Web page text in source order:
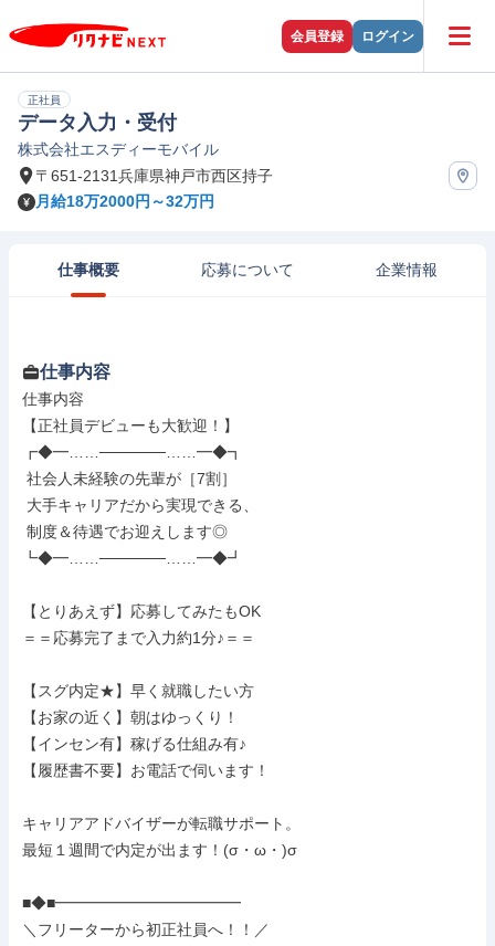
会員登録 ログイン
正社員
データ入力・受付
株式会社エスディーモバイル
〒651-2131兵庫県神戸市西区持子
月給18万2000円～32万円
仕事概要 応募について 企業情報
仕事内容
仕事内容
【正社員デビューも大歓迎！】
┏◆━……──────……━◆┓
┗◆━……──────……━◆┛
【とりあえず】応募してみたもOK
＝＝応募完了まで入力約1分♪＝＝
【スグ内定★】早く就職したい方
【お家の近く】朝はゆっくり！
【インセン有】稼げる仕組み有♪
【履歴書不要】お電話で伺います！
キャリアアドバイザーが転職サポート。
最短１週間で内定が出ます！(σ・ω・)σ
■◆■━━━━━━━━━━━━
＼フリーターから初正社員へ！！／